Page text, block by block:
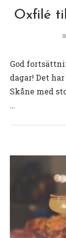
Oxfilé
God
dagar! Det
Skåne med
…